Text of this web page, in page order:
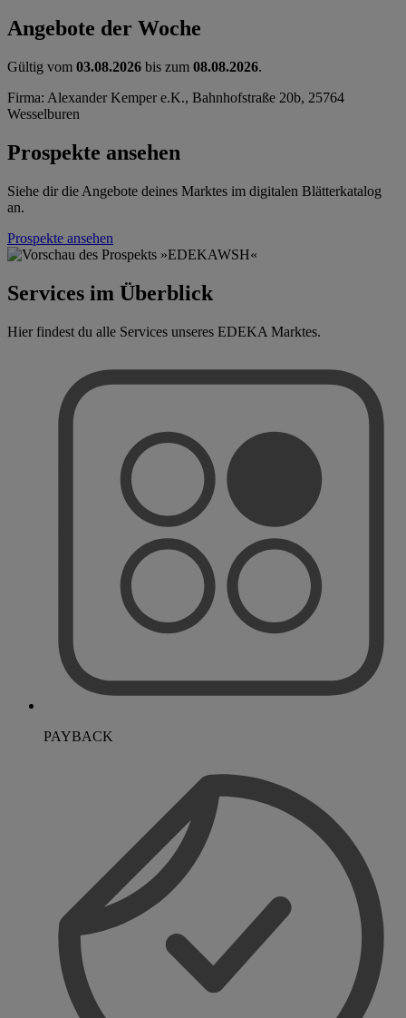
Angebote der Woche
Gültig vom 03.08.2026 bis zum 08.08.2026.
Firma: Alexander Kemper e.K., Bahnhofstraße 20b, 25764
Wesselburen
Prospekte ansehen
Siehe dir die Angebote deines Marktes im digitalen Blätterkatalog
an.
Prospekte ansehen
Services im Überblick
Hier findest du alle Services unseres EDEKA Marktes.
PAYBACK